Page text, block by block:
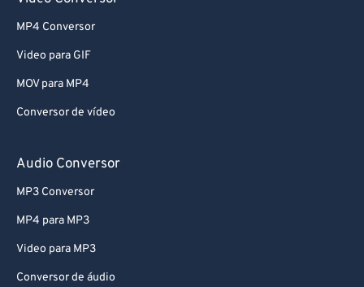
MP4 Conversor
Video para GIF
MOV para MP4
Conversor de vídeo
Audio Conversor
MP3 Conversor
MP4 para MP3
Video para MP3
Conversor de áudio